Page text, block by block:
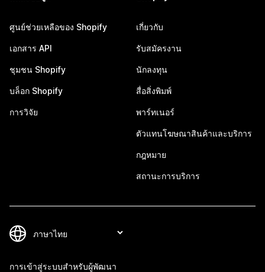
ศูนย์ช่วยเหลือของ Shopify
เอกสาร API
ชุมชน Shopify
บล็อก Shopify
การวิจัย
เกี่ยวกับ
รับสมัครงาน
นักลงทุน
สื่อสิ่งพิมพ์
พาร์ทเนอร์
ตัวแทนโฆษณาสินค้าและบริการ
กฎหมาย
สถานะการบริการ
การเข้าสู่ระบบสำหรับผู้พัฒนา